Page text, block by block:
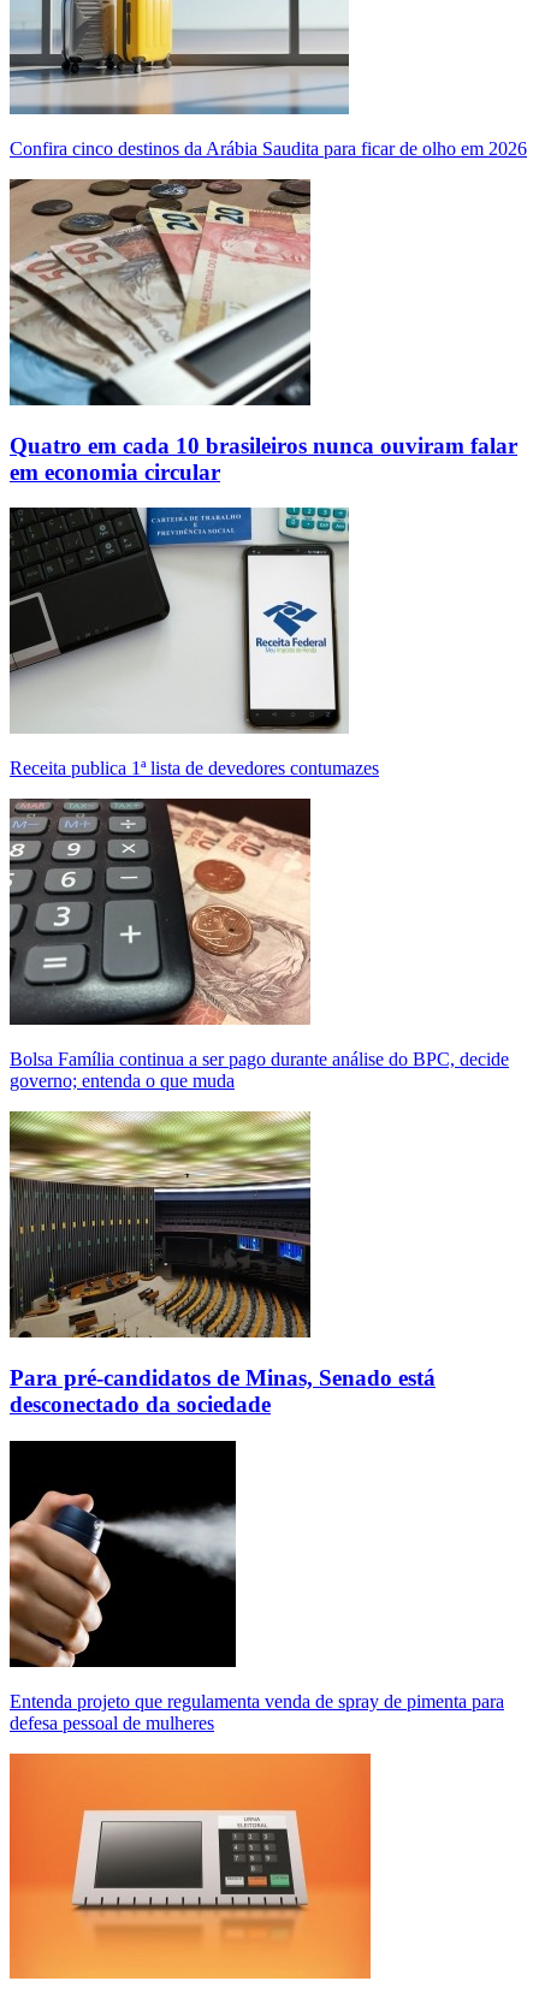
Confira cinco destinos da Arábia Saudita para ficar de olho em 2026
Quatro em cada 10 brasileiros nunca ouviram falar
em economia circular
Receita publica 1ª lista de devedores contumazes
Bolsa Família continua a ser pago durante análise do BPC, decide
governo; entenda o que muda
Para pré-candidatos de Minas, Senado está
desconectado da sociedade
Entenda projeto que regulamenta venda de spray de pimenta para
defesa pessoal de mulheres